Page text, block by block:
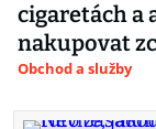
cigaretách a
nakupovat
Obchod a služby